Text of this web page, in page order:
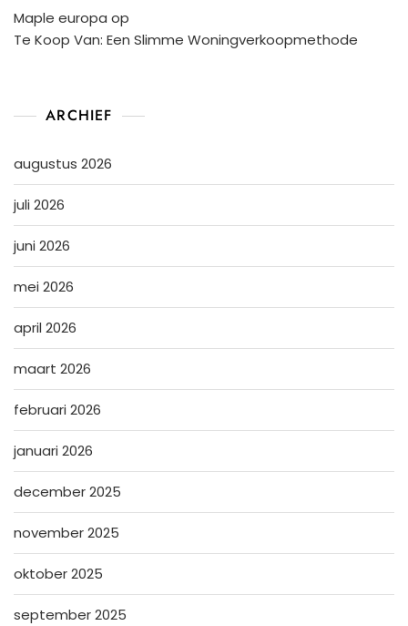
Maple europa op
Te Koop Van: Een Slimme Woningverkoopmethode
ARCHIEF
augustus 2026
juli 2026
juni 2026
mei 2026
april 2026
maart 2026
februari 2026
januari 2026
december 2025
november 2025
oktober 2025
september 2025